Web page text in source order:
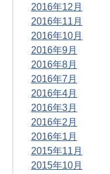
2016年12月
2016年11月
2016年10月
2016年9月
2016年8月
2016年7月
2016年4月
2016年3月
2016年2月
2016年1月
2015年11月
2015年10月